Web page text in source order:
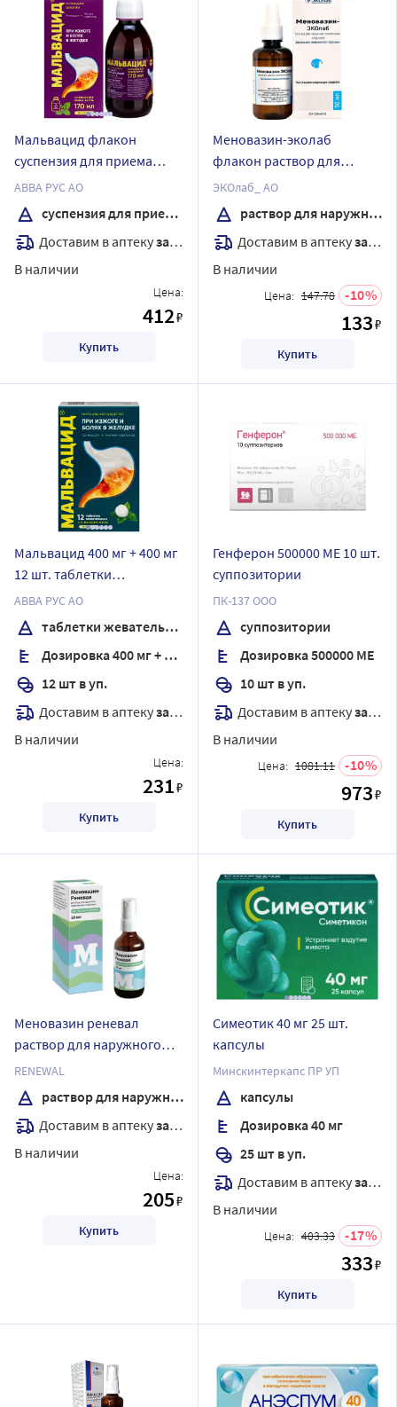
Мальвацид флакон
суспензия для приема
внутрь 170 мл
АВВА РУС АО
суспензия для приема внутрь
Доставим в аптекузавтра
В наличии
Цена:
412₽
Купить
Меновазин-эколаб
флакон раствор для
наружного применения
спиртовой 50 мл
комплектность
кнопочный распылитель
ЭКОлаб_ АО
раствор для наружного применения спиртовой
Доставим в аптекузавтра
В наличии
Цена: 147.78 10
133₽
Купить
Мальвацид 400 мг + 400 мг
12 шт. таблетки
жевательные
АВВА РУС АО
таблетки жевательные
Дозировка 400 мг + 400 мг
12 шт в уп.
Доставим в аптекузавтра
В наличии
Цена:
231₽
Купить
Генферон 500000 МЕ 10 шт.
суппозитории
ПК-137 ООО
суппозитории
Дозировка 500000 МЕ
10 шт в уп.
Доставим в аптекузавтра
В наличии
Цена: 1081.11 10
973₽
Купить
Меновазин реневал
раствор для наружного
применения спирт 50 мл
флакон + насадка-
распылитель
RENEWAL
раствор для наружного применения
Доставим в аптекузавтра
В наличии
Цена:
205₽
Купить
Симеотик 40 мг 25 шт.
капсулы
Минскинтеркапс ПР УП
капсулы
Дозировка 40 мг
25 шт в уп.
Доставим в аптекузавтра
В наличии
Цена: 403.33 17
333₽
Купить